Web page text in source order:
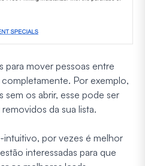
para mover pessoas entre
Por exemplo,
sem os abrir, esse pode ser
da sua lista.
por vezes é melhor
interessadas para que